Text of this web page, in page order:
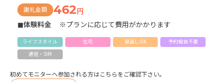
謝礼金額 462 円
◼体験料金 ※プランに応じて費用がかかります
ライフスタイル 在宅 繰返しOK
予約報告不要
通信・SIM
初めてモニターへ参加される方はこちらをご確認下さい。